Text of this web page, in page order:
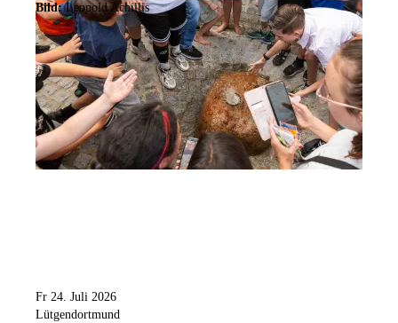
Bild: Leopold Achillis
Fr 24. Juli 2026
Lütgendortmund